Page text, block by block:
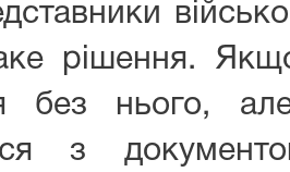
рішення.
без нього,
з